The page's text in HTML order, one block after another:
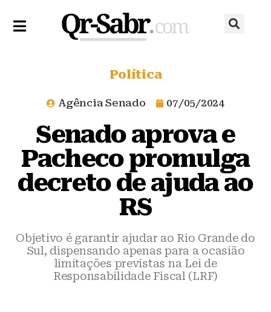
Política
Agência Senado 07/05/2024
Senado aprova e
Pacheco promulga
decreto de ajuda ao
RS
Objetivo é garantir ajudar ao Rio Grande do
Sul, dispensando apenas para a ocasião
limitações previstas na Lei de
Responsabilidade Fiscal (LRF)